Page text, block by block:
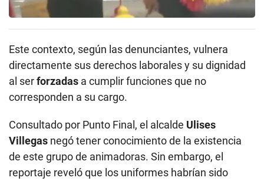
Este contexto, según las denunciantes, vulnera
directamente sus derechos laborales y su dignidad
al serforzadas a cumplir funciones que no
corresponden a su cargo.
Consultado por Punto Final, el alcalde Ulises
Villegas negó tener conocimiento de la existencia
de este grupo de animadoras. Sin embargo, el
reportaje reveló que los uniformes habrían sido